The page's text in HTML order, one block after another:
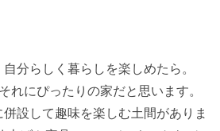
分らしく暮らしを楽しめたら。
にぴったりの家だと思います。
設して趣味を楽しむ土間がありま